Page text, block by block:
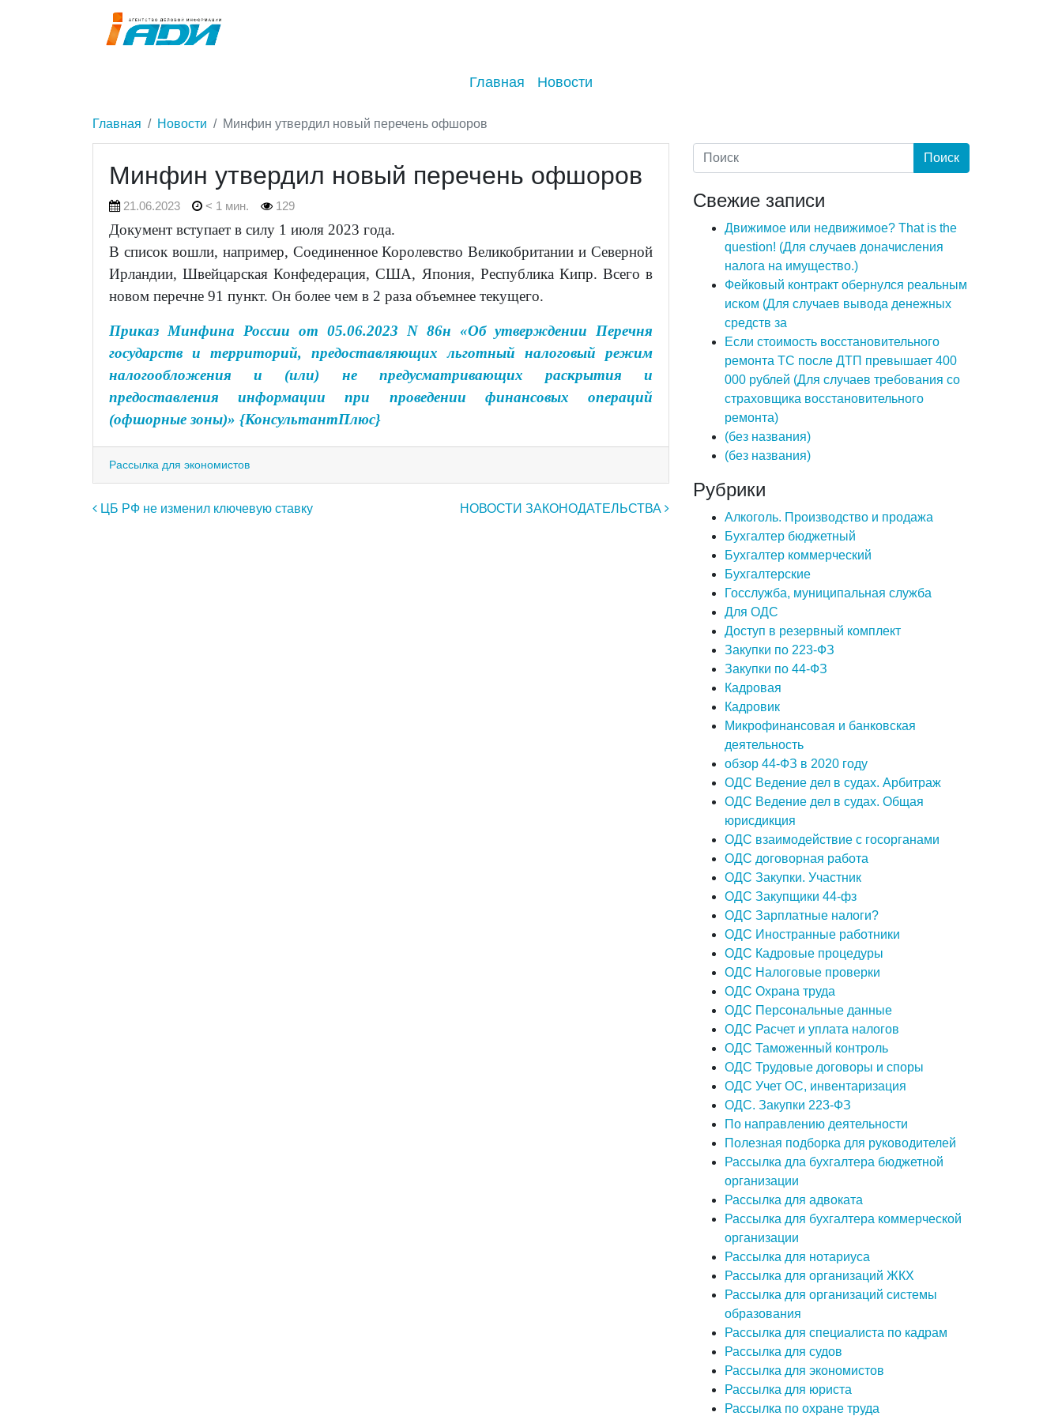
Главная Новости
Главная Новости Минфин утвердил новый перечень офшоров
Минфин утвердил новый перечень офшоров
21.06.2023 < 1 мин. 129
Документ вступает в силу 1 июля 2023 года.
В список вошли, например, Соединенное Королевство Великобритании и Северной
Ирландии, Швейцарская Конфедерация, США, Япония, Республика Кипр. Всего в
новом перечне 91 пункт. Он более чем в 2 раза объемнее текущего.
Приказ Минфина России от 05.06.2023 N 86н «Об утверждении Перечня
государств и территорий, предоставляющих льготный налоговый режим
налогообложения и (или) не предусматривающих раскрытия и
предоставления информации при проведении финансовых операций
(офшорные зоны)» {КонсультантПлюс}
Рассылка для экономистов
Навигация по записям
ЦБ РФ не изменил ключевую ставку НОВОСТИ ЗАКОНОДАТЕЛЬСТВА
Свежие записи
Движимое или недвижимое? That is the
question! (Для случаев доначисления
налога на имущество.)
Фейковый контракт обернулся реальным
иском (Для случаев вывода денежных
средств за
Если стоимость восстановительного
ремонта ТС после ДТП превышает 400
000 рублей (Для случаев требования со
страховщика восстановительного
ремонта)
(без названия)
(без названия)
Рубрики
Алкоголь. Производство и продажа
Бухгалтер бюджетный
Бухгалтер коммерческий
Бухгалтерские
Госслужба, муниципальная служба
Для ОДС
Доступ в резервный комплект
Закупки по 223-ФЗ
Закупки по 44-ФЗ
Кадровая
Кадровик
Микрофинансовая и банковская
деятельность
обзор 44-ФЗ в 2020 году
ОДС Ведение дел в судах. Арбитраж
ОДС Ведение дел в судах. Общая
юрисдикция
ОДС взаимодействие с госорганами
ОДС договорная работа
ОДС Закупки. Участник
ОДС Закупщики 44-фз
ОДС Зарплатные налоги?
ОДС Иностранные работники
ОДС Кадровые процедуры
ОДС Налоговые проверки
ОДС Охрана труда
ОДС Персональные данные
ОДС Расчет и уплата налогов
ОДС Таможенный контроль
ОДС Трудовые договоры и споры
ОДС Учет ОС, инвентаризация
ОДС. Закупки 223-ФЗ
По направлению деятельности
Полезная подборка для руководителей
Рассылка дла бухгалтера бюджетной
организации
Рассылка для адвоката
Рассылка для бухгалтера коммерческой
организации
Рассылка для нотариуса
Рассылка для организаций ЖКХ
Рассылка для организаций системы
образования
Рассылка для специалиста по кадрам
Рассылка для судов
Рассылка для экономистов
Рассылка для юриста
Рассылка по охране труда